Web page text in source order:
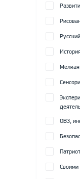
ОВЗ,
Своими